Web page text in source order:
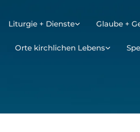
Liturgie + Dienste Glaube +
Orte kirchlichen Lebens